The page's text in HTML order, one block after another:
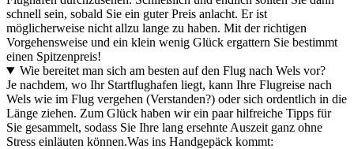
schnell sein, sobald Sie ein guter Preis anlacht. Er ist
möglicherweise nicht allzu lange zu haben. Mit der richtigen
Vorgehensweise und ein klein wenig Glück ergattern Sie bestimmt
einen Spitzenpreis!
Wie bereitet man sich am besten auf den Flug nach Wels vor?
Je nachdem, wo Ihr Startflughafen liegt, kann Ihre Flugreise nach
Wels wie im Flug vergehen (Verstanden?) oder sich ordentlich in die
Länge ziehen. Zum Glück haben wir ein paar hilfreiche Tipps für
Sie gesammelt, sodass Sie Ihre lang ersehnte Auszeit ganz ohne
Stress einläuten können.Was ins Handgepäck kommt: